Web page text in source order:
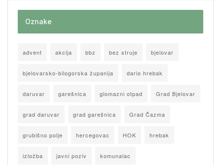
Oznake
advent akcija bbz bez struje bjelovar
bjelovarsko-bilogorska županija dario hrebak
daruvar garešnica glomazni otpad Grad Bjelovar
grad daruvar grad garešnica Grad Čazma
grubišno polje hercegovac HOK hrebak
izložba javni poziv komunalac